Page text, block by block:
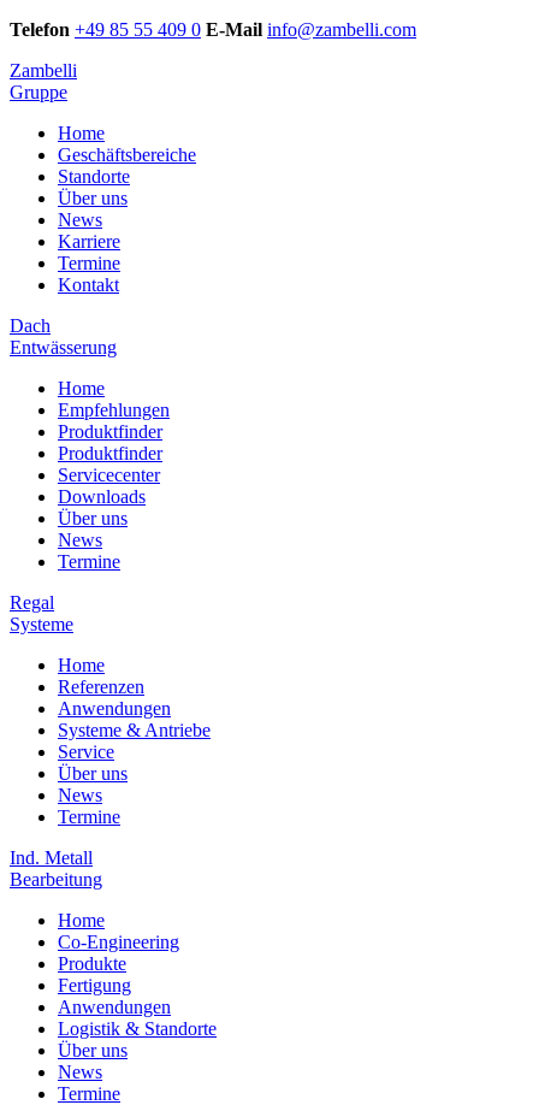
Telefon +49 85 55 409 0 E-Mail info@zambelli.com
Zambelli
Gruppe
Home
Geschäftsbereiche
Standorte
Über uns
News
Karriere
Termine
Kontakt
Dach
Entwässerung
Home
Empfehlungen
Produktfinder
Produktfinder
Servicecenter
Downloads
Über uns
News
Termine
Regal
Systeme
Home
Referenzen
Anwendungen
Systeme & Antriebe
Service
Über uns
News
Termine
Ind. Metall
Bearbeitung
Home
Co-Engineering
Produkte
Fertigung
Anwendungen
Logistik & Standorte
Über uns
News
Termine